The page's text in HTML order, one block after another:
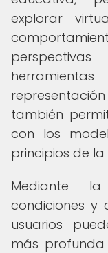
explorar
también
con los
principios de
Mediante
condiciones y
usuarios
más